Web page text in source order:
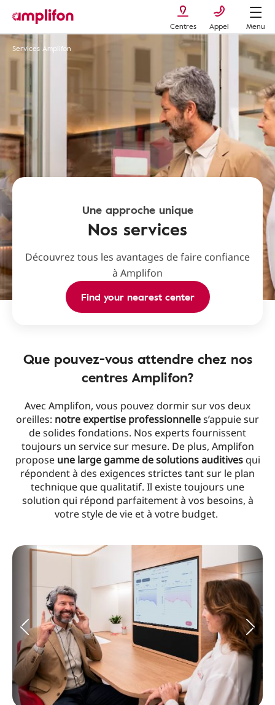
Centres Appel
Menu
Services Amplifon
Une approche unique
Nos services
Découvrez tous les avantages de faire confiance
à Amplifon
Find your nearest center
Que pouvez-vous attendre chez nos
centres Amplifon?
Avec Amplifon, vous pouvez dormir sur vos deux
oreilles: notre expertise professionnelles’appuie sur
de solides fondations. Nos experts fournissent
toujours un service sur mesure. De plus, Amplifon
propose une large gamme de solutions auditivesqui
répondent à des exigences strictes tant sur le plan
technique que qualitatif. Il existe toujours une
solution qui répond parfaitement à vos besoins, à
votre style de vie et à votre budget.